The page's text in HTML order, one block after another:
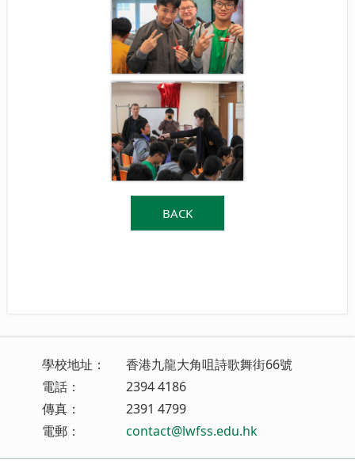
BACK
學校地址：
香港九龍大角咀詩歌舞街66號
電話：
2394 4186
傳真：
2391 4799
電郵：
contact@lwfss.edu.hk